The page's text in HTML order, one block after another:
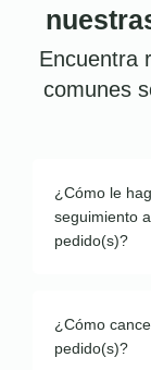
Encuentra
comunes
¿Cómo le
seguimiento
pedido(s)?
¿Cómo
pedido(s)?